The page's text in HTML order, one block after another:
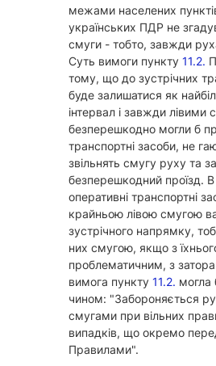
межами населених
українських ПДР не
смуги - тобто, завжди
Суть вимоги пункту 11.2.
тому, що до зустрічних
буде залишатися як
інтервал і завжди лівими
безперешкодно могли б
транспортні засоби, не
звільнять смугу руху та
безперешкодний проїзд. В
оперативні транспортні
крайньою лівою смугою
зустрічного напрямку,
них смугою, якщо з
проблематичним, з
вимога пункту 11.2. могла
чином: "Забороняється
смугами при вільних
випадків, що окремо
Правилами".